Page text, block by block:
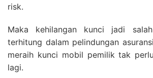
risk.
Maka kehilangan kunci jadi
terhitung dalam pelindungan
meraih kunci mobil pemilik tak
lagi.